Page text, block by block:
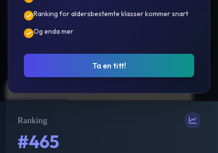
Ranking for aldersbestemte klasser kommer snart
Og enda mer
Ta en titt!
Engseth
År i oversikt 25/26 🌟
Ranking
#465